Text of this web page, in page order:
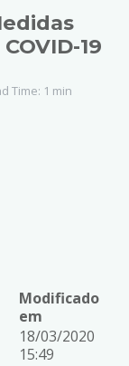
19
Time: 1 min
Modificado
em
18/03/2020
15:49